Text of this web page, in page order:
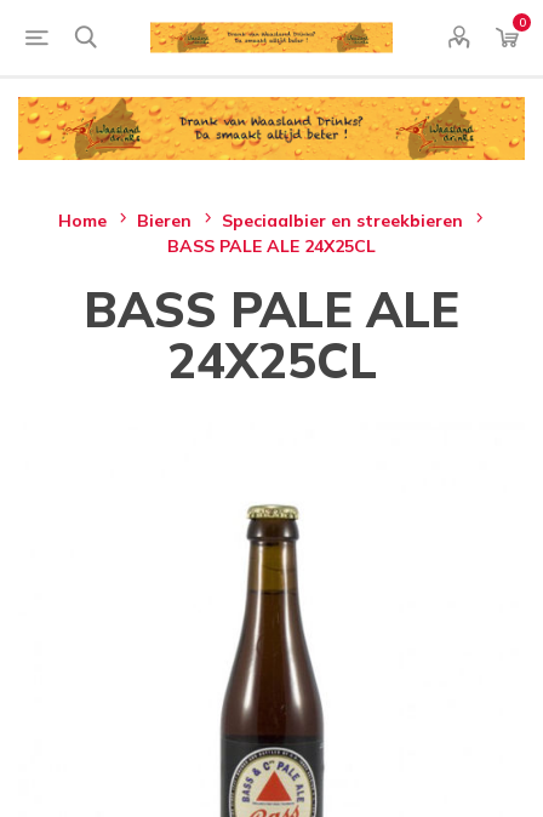
0
Home Bieren
Speciaalbier en streekbieren
BASS PALE ALE 24X25CL
BASS PALE ALE
24X25CL